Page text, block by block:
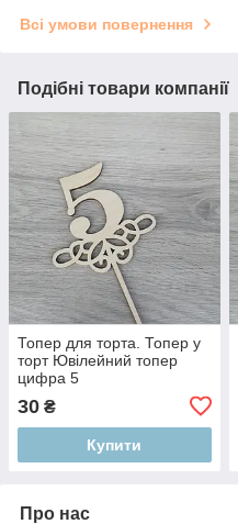
Всі умови повернення
Подібні товари компанії
Топер для торта. Топер у
торт Ювілейний топер
цифра 5
30 ₴
Купити
Про нас